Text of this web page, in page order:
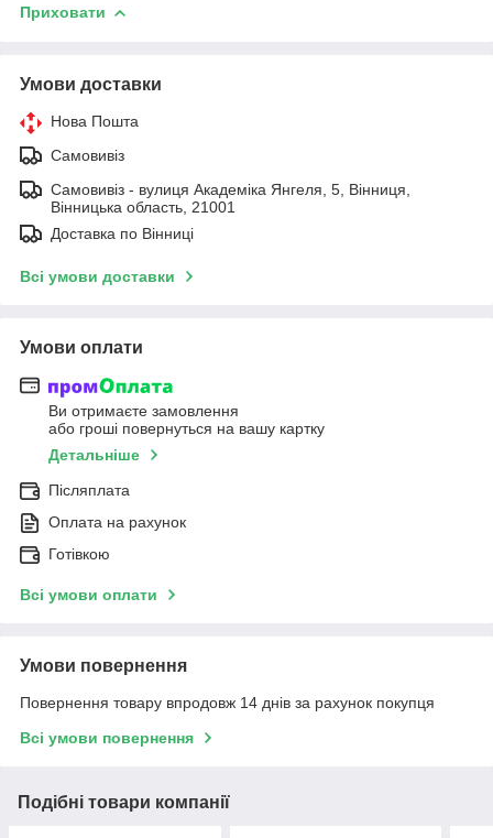
Приховати
Умови доставки
Нова Пошта
Самовивіз
Самовивіз - вулиця Академіка Янгеля, 5, Вінниця,
Вінницька область, 21001
Доставка по Вінниці
Всі умови доставки
Умови оплати
Ви отримаєте замовлення
або гроші повернуться на вашу картку
Детальніше
Післяплата
Оплата на рахунок
Готівкою
Всі умови оплати
Умови повернення
Повернення товару впродовж 14 днів за рахунок покупця
Всі умови повернення
Подібні товари компанії